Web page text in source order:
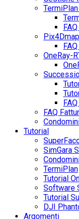
OneRay-
FAQ
Tutorial
SimGara
TermiPlan
Tutorial
Software
Tutorial
DJI
Argomenti